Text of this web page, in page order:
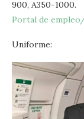
900, A350-1000.
Portal de
Uniforme: